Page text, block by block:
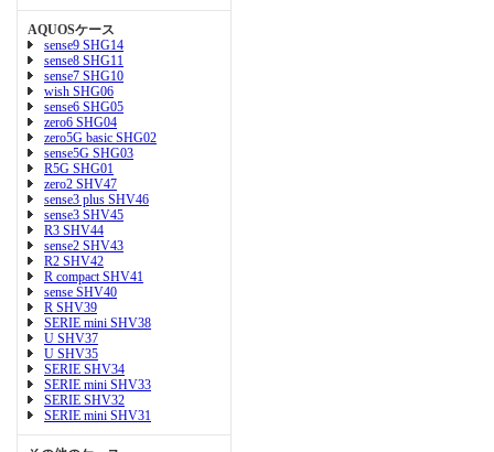
AQUOSケース
sense9 SHG14
sense8 SHG11
sense7 SHG10
wish SHG06
sense6 SHG05
zero6 SHG04
zero5G basic SHG02
sense5G SHG03
R5G SHG01
zero2 SHV47
sense3 plus SHV46
sense3 SHV45
R3 SHV44
sense2 SHV43
R2 SHV42
R compact SHV41
sense SHV40
R SHV39
SERIE mini SHV38
U SHV37
U SHV35
SERIE SHV34
SERIE mini SHV33
SERIE SHV32
SERIE mini SHV31